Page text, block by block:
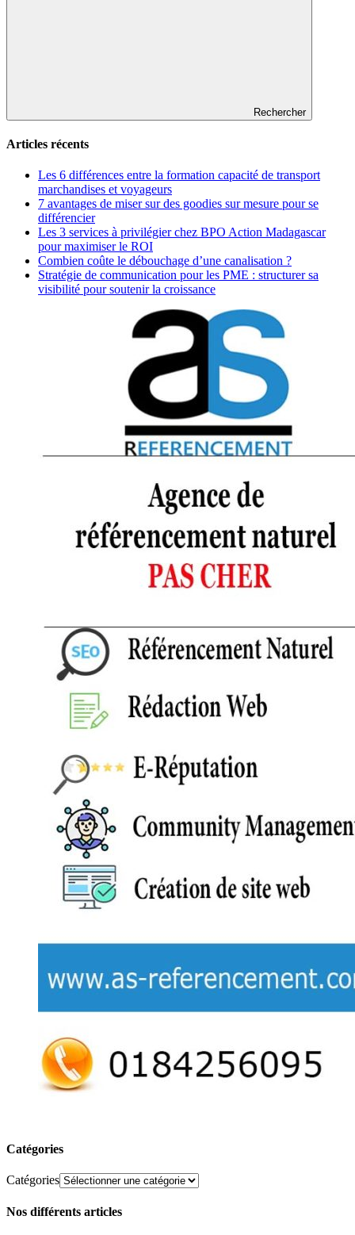
Rechercher
Articles récents
Les 6 différences entre la formation capacité de transport
marchandises et voyageurs
7 avantages de miser sur des goodies sur mesure pour se
différencier
Les 3 services à privilégier chez BPO Action Madagascar
pour maximiser le ROI
Combien coûte le débouchage d’une canalisation ?
Stratégie de communication pour les PME : structurer sa
visibilité pour soutenir la croissance
Catégories
Catégories
Nos différents articles